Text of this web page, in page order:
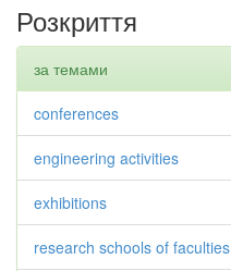
Розкриття
за темами
conferences
engineering activities
exhibitions
research schools of faculties